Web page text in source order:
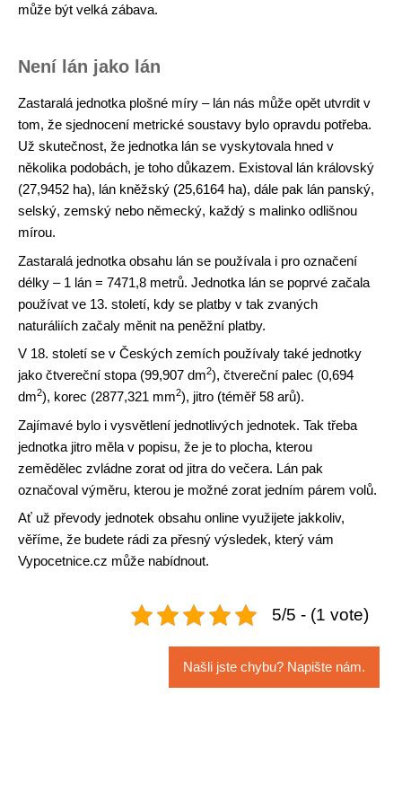
může být velká zábava.
Není lán jako lán
Zastaralá jednotka plošné míry – lán nás může opět utvrdit v
tom, že sjednocení metrické soustavy bylo opravdu potřeba.
Už skutečnost, že jednotka lán se vyskytovala hned v
několika podobách, je toho důkazem. Existoval lán královský
(27,9452 ha), lán kněžský (25,6164 ha), dále pak lán panský,
selský, zemský nebo německý, každý s malinko odlišnou
mírou.
Zastaralá jednotka obsahu lán se používala i pro označení
délky – 1 lán = 7471,8 metrů. Jednotka lán se poprvé začala
používat ve 13. století, kdy se platby v tak zvaných
naturáliích začaly měnit na peněžní platby.
V 18. století se v Českých zemích používaly také jednotky
jako čtvereční stopa (99,907 dm2), čtvereční palec (0,694
dm2), korec (2877,321 mm2), jitro (téměř 58 arů).
Zajímavé bylo i vysvětlení jednotlivých jednotek. Tak třeba
jednotka jitro měla v popisu, že je to plocha, kterou
zemědělec zvládne zorat od jitra do večera. Lán pak
označoval výměru, kterou je možné zorat jedním párem volů.
Ať už převody jednotek obsahu online využijete jakkoliv,
věříme, že budete rádi za přesný výsledek, který vám
Vypocetnice.cz může nabídnout.
5/5 - (1 vote)
Našli jste chybu? Napište nám.